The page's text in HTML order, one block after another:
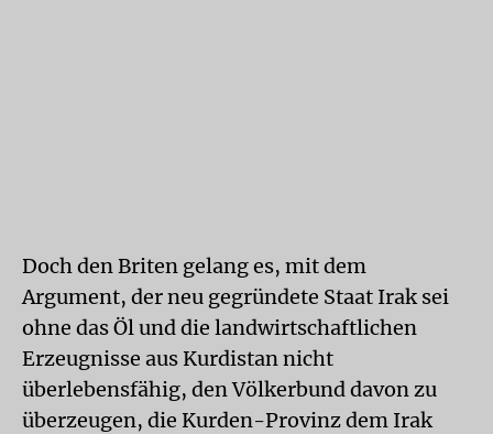
Doch den Briten gelang es, mit dem
Argument, der neu gegründete Staat Irak sei
ohne das Öl und die landwirtschaftlichen
Erzeugnisse aus Kurdistan nicht
überlebensfähig, den Völkerbund davon zu
überzeugen, die Kurden-Provinz dem Irak